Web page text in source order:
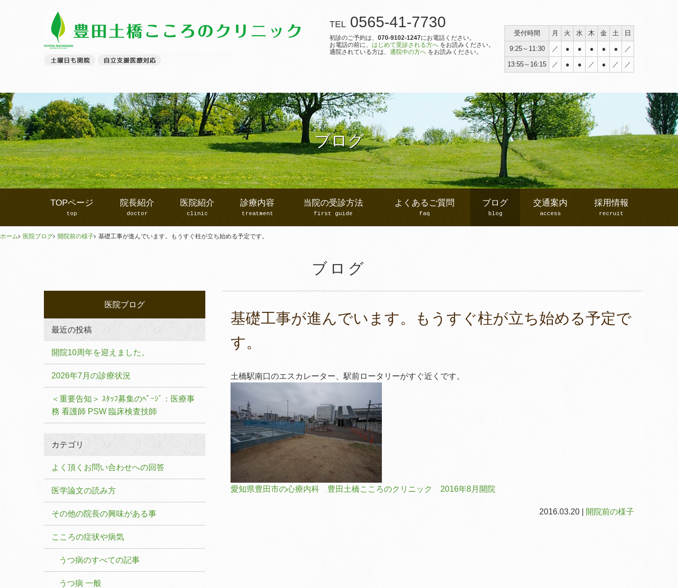
TEL 0565-41-7730
初診のご予約は、 070-9102-1247にお電話ください。
お電話の前に、 はじめて受診される方へ をお読みください。
通院されている方は、 通院中の方へ をお読みください。
受付時間 月 火 水 木 金 土 日
9:25～11:30 ／ ● ● ● ● ● ／
13:55～16:15 ／ ● ● ／ ● ／ ／
ブログ
TOPページ
top
院長紹介
doctor
医院紹介
clinic
診療内容
treatment
当院の受診方法
first guide
よくあるご質問
faq
ブログ
blog
交通案内
access
採用情報
recruit
ホーム 医院ブログ 開院前の様子 基礎工事が進んでいます。もうすぐ柱が立ち始める予定です。
ブログ
基礎工事が進んでいます。もうすぐ柱が立ち始める予定で
す。
土橋駅南口のエスカレーター、駅前ロータリーがすぐ近くです。
愛知県豊田市の心療内科 豊田土橋こころのクリニック 2016年8月開院
2016.03.20 | 開院前の様子
医院ブログ
最近の投稿
開院10周年を迎えました。
2026年7月の診療状況
＜重要告知＞ ｽﾀｯﾌ募集のﾍﾟｰｼﾞ：医療事
務 看護師 PSW 臨床検査技師
カテゴリ
よく頂くお問い合わせへの回答
医学論文の読み方
その他の院長の興味がある事
こころの症状や病気
うつ病のすべての記事
うつ病 一般